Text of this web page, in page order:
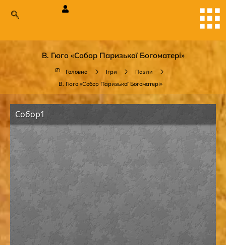
В. Гюго «Собор Паризької Богоматері»
Головна Ігри
Пазли
В. Гюго «Собор Паризької Богоматері»